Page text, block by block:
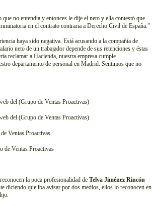
no entendía y entonces le dije el neto y ella contestó que
en el contrato contraria a Derecho Civil de España."
haya sido negativa. Está acusando a la compañía de
neto de un trabajador depende de sus retenciones y éstas
reclamar a Hacienda, nuestra empresa cumple
departamento de personal en Madrid. Sentimos que no
la poca profesionalidad de Telva Jiménez Rincón
diciendo que iba avisar por dos medios, ellos lo reconocen en